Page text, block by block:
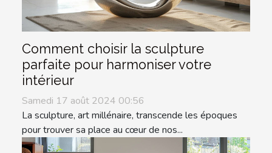
Comment choisir la sculpture
parfaite pour harmoniser votre
intérieur
Samedi 17 août 2024 00:56
La sculpture, art millénaire, transcende les époques
pour trouver sa place au cœur de nos...